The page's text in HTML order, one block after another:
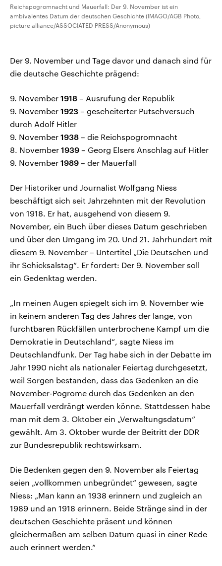
Reichspogromnacht und Mauerfall: Der 9. November ist ein
ambivalentes Datum der deutschen Geschichte (IMAGO/AGB Photo,
picture alliance/ASSOCIATED PRESS/Anonymous)
Der 9. November und Tage davor und danach sind für
die deutsche Geschichte prägend:
9. November 1918 – Ausrufung der Republik
9. November 1923 – gescheiterter Putschversuch
durch Adolf Hitler
9. November 1938 – die Reichspogromnacht
8. November 1939 – Georg Elsers Anschlag auf Hitler
9. November 1989 – der Mauerfall
Der Historiker und Journalist Wolfgang Niess
beschäftigt sich seit Jahrzehnten mit der Revolution
von 1918. Er hat, ausgehend von diesem 9.
November, ein Buch über dieses Datum geschrieben
und über den Umgang im 20. Und 21. Jahrhundert mit
diesem 9. November – Untertitel „Die Deutschen und
ihr Schicksalstag“. Er fordert: Der 9. November soll
ein Gedenktag werden.
„In meinen Augen spiegelt sich im 9. November wie
in keinem anderen Tag des Jahres der lange, von
furchtbaren Rückfällen unterbrochene Kampf um die
Demokratie in Deutschland“, sagte Niess im
Deutschlandfunk. Der Tag habe sich in der Debatte im
Jahr 1990 nicht als nationaler Feiertag durchgesetzt,
weil Sorgen bestanden, dass das Gedenken an die
November-Pogrome durch das Gedenken an den
Mauerfall verdrängt werden könne. Stattdessen habe
man mit dem 3. Oktober ein „Verwaltungsdatum“
gewählt. Am 3. Oktober wurde der Beitritt der DDR
zur Bundesrepublik rechtswirksam.
Die Bedenken gegen den 9. November als Feiertag
seien „vollkommen unbegründet“ gewesen, sagte
Niess: „Man kann an 1938 erinnern und zugleich an
1989 und an 1918 erinnern. Beide Stränge sind in der
deutschen Geschichte präsent und können
gleichermaßen am selben Datum quasi in einer Rede
auch erinnert werden.“